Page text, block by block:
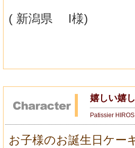
( 新潟県 I様)
嬉しい嬉
Patissier
お子様のお誕生日ケー